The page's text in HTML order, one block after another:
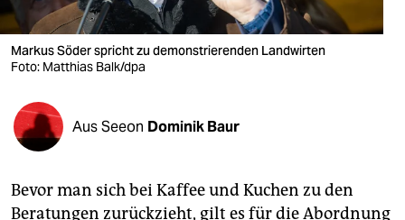
verlag
verlag
veranstaltungen
shop
unterstützen
Markus Söder spricht zu demonstrierenden Landwirten
Foto: Matthias Balk/dpa
Aus Seeon Dominik Baur
Bevor man sich bei Kaffee und Kuchen zu den
Beratungen zurückzieht, gilt es für die Abordnung